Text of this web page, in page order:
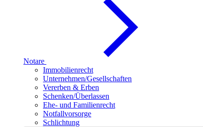
Notare
Immobilienrecht
Unternehmen/Gesellschaften
Vererben & Erben
Schenken/Überlassen
Ehe- und Familienrecht
Notfallvorsorge
Schlichtung